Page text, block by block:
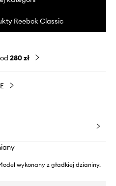
Reebok Classic
280 zł
wykonany z gładkiej dzianiny.